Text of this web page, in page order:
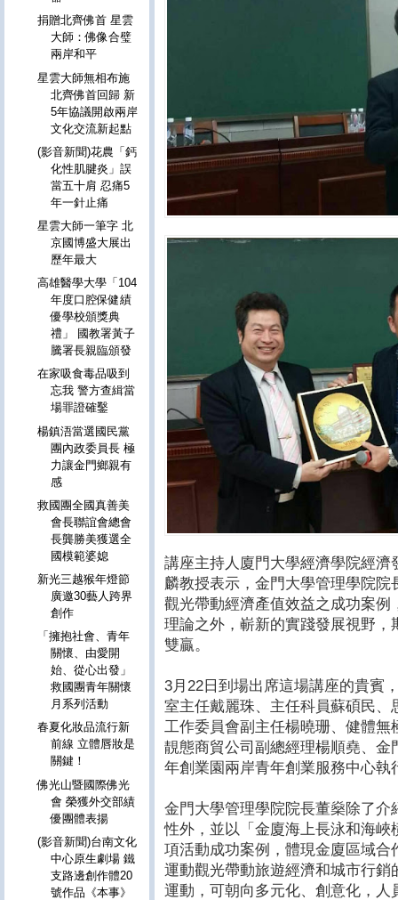
講座主持人廈門大學經濟學院經
麟教授表示，金門大學管理學院
觀光帶動經濟產值效益之成功案
理論之外，嶄新的實踐發展視野
雙贏。
3月22日到場出席這場講座的貴賓
室主任戴麗珠、主任科員蘇碩民
工作委員會副主任楊曉珊、健體
靚態商貿公司副總經理楊順堯、
年創業園兩岸青年創業服務中心執
金門大學管理學院院長董燊除了
性外，並以「金廈海上長泳和海
項活動成功案例，體現金廈區域
運動觀光帶動旅遊經濟和城市行
運動，可朝向多元化、創意化，
捐贈北齊佛首 星雲
大師：佛像合璧
兩岸和平
星雲大師無相布施
北齊佛首回歸 新
5年協議開啟兩岸
文化交流新起點
(影音新聞)花農「鈣
化性肌腱炎」誤
當五十肩 忍痛5
年一針止痛
星雲大師一筆字 北
京國博盛大展出
歷年最大
高雄醫學大學「104
年度口腔保健績
優學校頒獎典
禮」 國教署黃子
騰署長親臨頒發
在家吸食毒品吸到
忘我 警方查緝當
場罪證確鑿
楊鎮浯當選國民黨
團內政委員長 極
力讓金門鄉親有
感
救國團全國真善美
會長聯誼會總會
長龔勝美獲選全
國模範婆媳
新光三越猴年燈節
廣邀30藝人跨界
創作
「擁抱社會、青年
關懷、由愛開
始、從心出發」
救國團青年關懷
月系列活動
春夏化妝品流行新
前線 立體唇妝是
關鍵！
佛光山暨國際佛光
會 榮獲外交部績
優團體表揚
(影音新聞)台南文化
中心原生劇場 鐵
支路邊創作體20
號作品《本事》